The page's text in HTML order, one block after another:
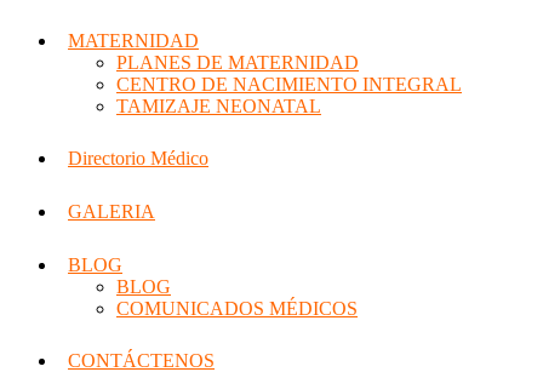
MATERNIDAD
PLANES DE MATERNIDAD
CENTRO DE NACIMIENTO INTEGRAL
TAMIZAJE NEONATAL
Directorio Médico
GALERIA
BLOG
BLOG
COMUNICADOS MÉDICOS
CONTÁCTENOS